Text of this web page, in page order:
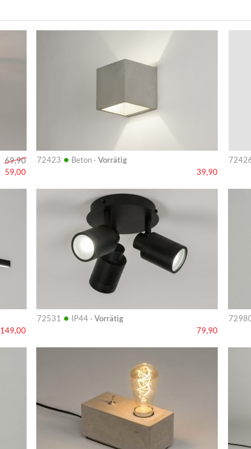
69,90
59,00
72423 • Beton · Vorrätig
39,90
Info Info
149,00
72531 • IP44 · Vorrätig
79,90
Info Info
Info Info